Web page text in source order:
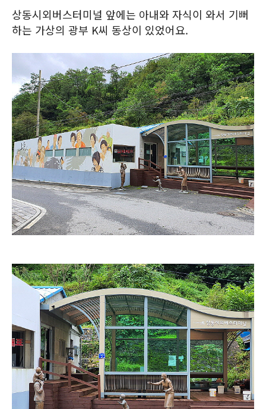
상동시외버스터미널 앞에는 아내와 자식이 와서 기뻐
하는 가상의 광부 K씨 동상이 있었어요.